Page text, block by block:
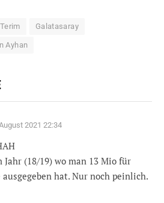
Galatasaray
Ayhan
2021 22:34
Jahr (18/19) wo man 13 Mio für
hat. Nur noch peinlich.